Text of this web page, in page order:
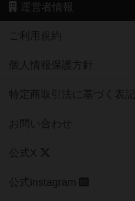
運営者情報
ご利用規約
個人情報保護方針
特定商取引法に基づく表記
お問い合わせ
公式X
公式instagram